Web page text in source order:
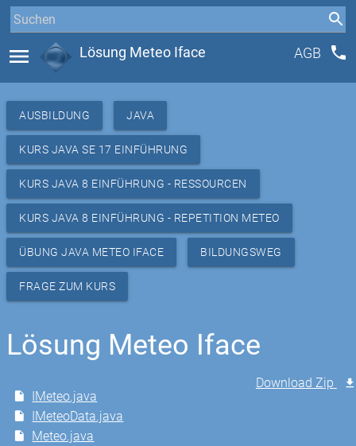
menu Lösung Meteo Iface AGB phone
AUSBILDUNG JAVA
KURS JAVA SE 17 EINFÜHRUNG
KURS JAVA 8 EINFÜHRUNG - RESSOURCEN
KURS JAVA 8 EINFÜHRUNG - REPETITION METEO
ÜBUNG JAVA METEO IFACE BILDUNGSWEG
FRAGE ZUM KURS
Lösung Meteo Iface
IMeteo.java
IMeteoData.java
Meteo.java
Download Zip